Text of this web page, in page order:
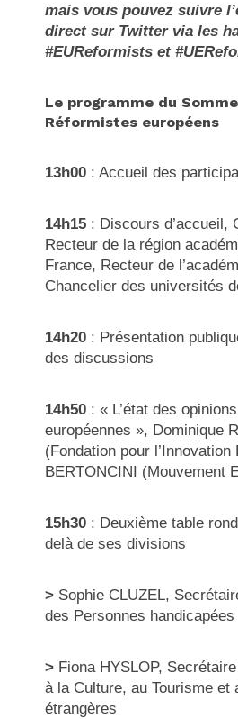
mais vous pouvez suivre
direct sur Twitter via les
#EUReformists et
Le programme du
Réformistes européens
13h00 : Accueil des
14h15 : Discours d’accueil,
Recteur de la région
France, Recteur de
Chancelier des universités
14h20 : Présentation
des discussions
14h50 : « L’état des
européennes », Dominique
(Fondation pour
BERTONCINI (Mouvement
15h30 : Deuxième table
delà de ses divisions
> Sophie CLUZEL,
des Personnes handicapées
> Fiona HYSLOP,
à la Culture, au Tourisme et
étrangères